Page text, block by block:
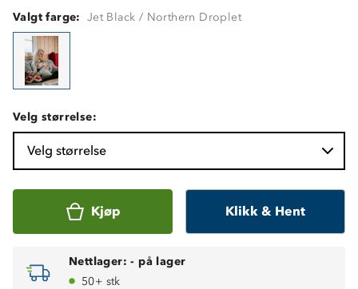
Valgt farge: Jet Black / Northern Droplet
Velg størrelse:
Velg størrelse
Kjøp Klikk & Hent
Nettlager: - på lager
50+ stk